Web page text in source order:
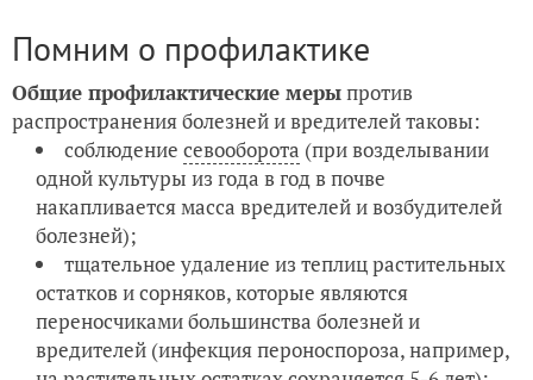
Помним о профилактике
Общие профилактические мерыпротив
распространения болезней и вредителей таковы:
соблюдение севооборота (при возделывании
одной культуры из года в год в почве
накапливается масса вредителей и возбудителей
болезней);
тщательное удаление из теплиц растительных
остатков и сорняков, которые являются
переносчиками большинства болезней и
вредителей (инфекция пероноспороза, например,